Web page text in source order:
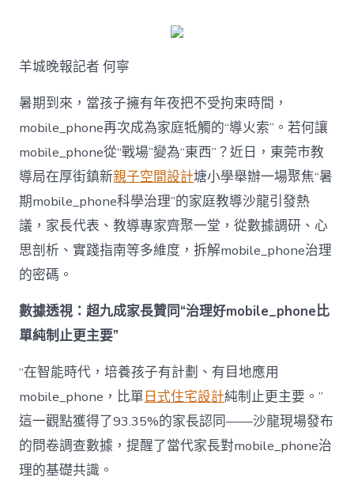
治
理
難
題？
讓
mobilJIUYI
俱
意
空
間
設
成
為
東
西”，
而
非
“家
庭
羊城晚報記者 何寧
暑期到來，當孩子擁有年夜把不受拘束時間，
mobile_phone再次成為家庭牴觸的“導火索”。若何讓
mobile_phone從“戰場”變為“東西”？近日，東莞市教
導局在厚街鎮新親子空間設計塘小學舉辦一場聚焦“暑
期mobile_phone科學治理”的家庭教導沙龍引發熱
議，家長代表、教導專家齊聚一堂，從數據調研、心
思剖析、實踐指南等多維度，拆解mobile_phone治理
的密碼。
數據透視：超九成家長贊同“治理好mobile_phone比
單純制止更主要”
“在智能時代，培養孩子有計劃、有目地應用
mobile_phone，比單日式住宅設計純制止更主要。”
這一觀點獲得了93.35%的家長認同——沙龍現場發布
的問卷調查數據，提醒了當代家長對mobile_phone治
理的基礎共識。